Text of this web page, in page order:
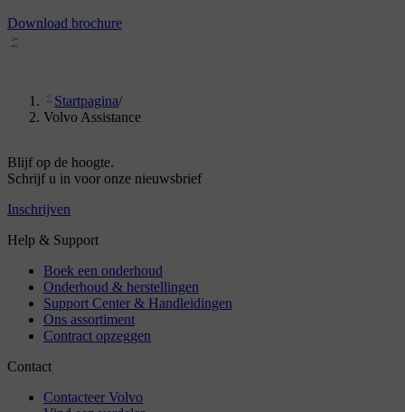
Download brochure
Startpagina/
Volvo Assistance